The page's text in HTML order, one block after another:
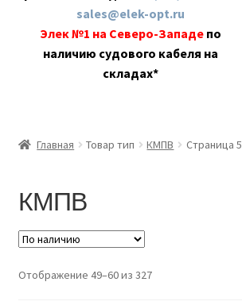
sales@elek-opt.ru
Элек №1 на Северо-Западе по
наличию судового кабеля на
складах*
Контакты
Розница
Главная Товар тип КМПВ Страница 5
КМПВ
Отображение 49–60 из 327